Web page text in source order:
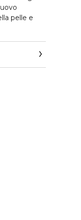
pelle e